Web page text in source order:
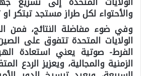
والأحتواء لكل طراز مستجد تبتكر
وفي ضوء مفاضلة النتائج، فمن
الولايات المتحدة تتفوق على
الفرط- صوتية يعني استعادة
الزمنية والمجالية، ويعزيز الردع